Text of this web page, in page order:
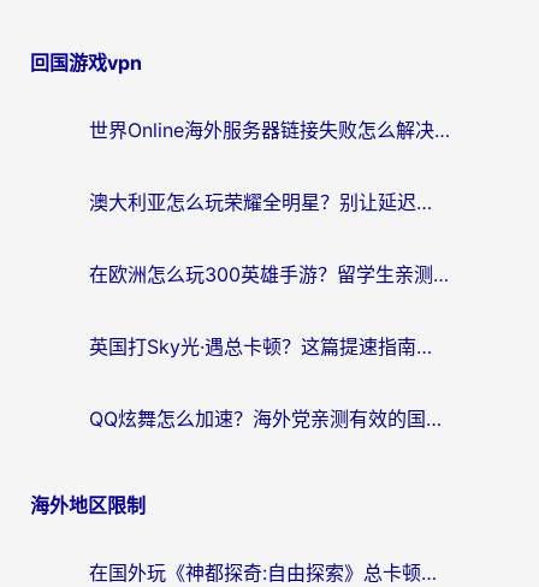
回国游戏vpn
世界Online海外服务器链接失败怎么解决？告别卡顿延迟，海外玩国服游戏的正确打开方式
澳大利亚怎么玩荣耀全明星？别让延迟毁了你的连招！海外党专属加速攻略
在欧洲怎么玩300英雄手游？留学生亲测有效的国服游戏加速指南
英国打Sky光·遇总卡顿？这篇提速指南帮你找回治愈感
QQ炫舞怎么加速？海外党亲测有效的国服游戏加速指南（附失落城堡金铲铲之战解决方案）
海外地区限制
在国外玩《神都探奇:自由探索》总卡顿？3个实用技巧解决海外党追剧、社交、游戏难题